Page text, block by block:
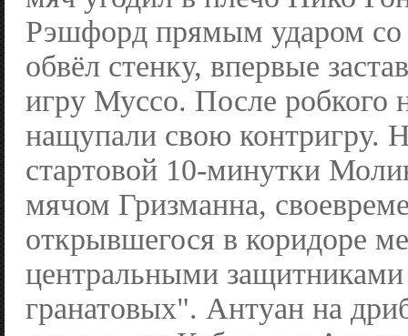
Рэшфорд прямым ударом
обвёл стенку, впервые
игру Муссо. После робкого
нащупали свою контригру.
стартовой 10-минутки
мячом Гризманна,
открывшегося в коридоре
центральными
гранатовых". Антуан на